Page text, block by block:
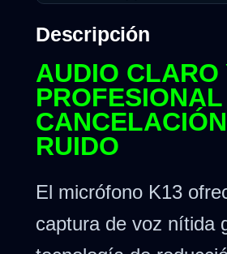
Descripción
AUDIO CLARO
RUIDO
El micrófono K13
captura de voz nítida